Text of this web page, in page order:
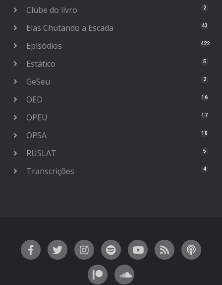
Clube do livro 2
Elas Chutando a Escada 43
Episódios 422
Estático 5
GeSeu 2
OED 16
OPEU 17
OPSA 10
RUSLAT 5
Transcrições 4